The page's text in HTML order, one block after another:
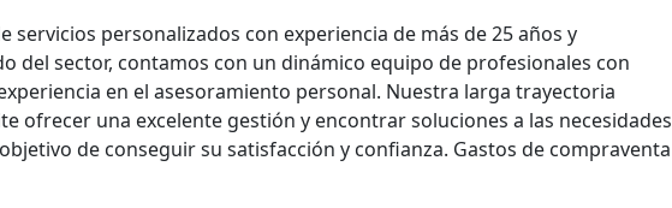
servicios personalizados con experiencia de más de 25 años y
del sector, contamos con un dinámico equipo de profesionales con
en el asesoramiento personal. Nuestra larga trayectoria
ofrecer una excelente gestión y encontrar soluciones a las necesidades
de conseguir su satisfacción y confianza. Gastos de compraventa